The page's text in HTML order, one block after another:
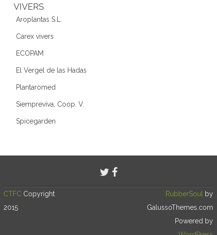
VIVERS
Aroplantas S.L.
Carex vivers
ECOPAM
El Vergel de las Hadas
Plantaromed
Siempreviva, Coop. V.
Spicegarden
CTFC Copyright
2015
RubberSoul
by
GalussoThemes.com
Powered by